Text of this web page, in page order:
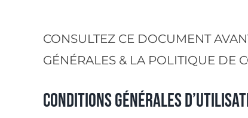
CONSULTEZ CE DOCUMENT
GÉNÉRALES & LA POLITIQUE DE
Conditions générales